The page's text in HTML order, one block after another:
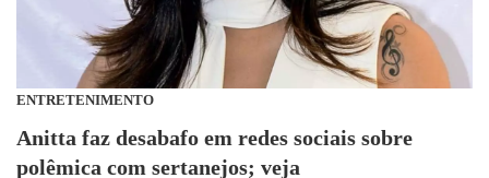
ENTRETENIMENTO
Anitta faz desabafo em redes sociais sobre
polêmica com sertanejos; veja